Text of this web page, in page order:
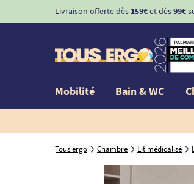
Livraison offerte dès 159€et dès99€
Mobilité Bain & WC
Tous ergo Chambre Lit médicalisé